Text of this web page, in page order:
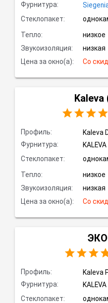
Фурнитура:
Стеклопакет:
Тепло:
низкое
Звукоизоляция:
низкая
Цена за окно(а):
Со
Профиль: Kaleva
Фурнитура:
KALEVA
Стеклопакет:
Тепло:
низкое
Звукоизоляция:
низкая
Цена за окно(а):
Со
Профиль:
Фурнитура:
KALEVA
Стеклопакет: